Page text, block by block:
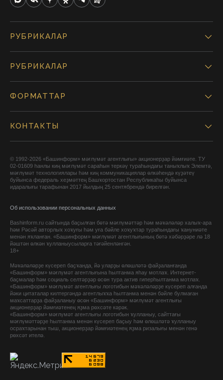
РУБРИКАЛАР
РУБРИКАЛАР
ФОРМАТТАР
КОНТАКТЫ
© 1992-2026 «Башинформ» мәғлүмәт агентлығы» акционерҙар йәмғиәте. ТУ
02-01609 һанлы киң мәғлүмәт сараһын теркәү тураһындағы таныҡлыҡ Элемтә,
мәғлүмәт технологиялары һәм киң коммуникациялар өлкәһендә күҙәтеү
буйынса федераль хеҙмәттең Башҡортостан Республикаһы буйынса
идаралығы тарафынан 2017 йылдың 25 сентябрендә бирелгән.
Об использовании персональных данных
Bashinform.ru сайтында баҫылған бөтә мәғлүмәттәр һәм мәҡәләләр халыҡ-ара
һәм Рәсәй авторлыҡ хоҡуғы һәм уға бәйле хоҡуҡтар тураһындағы ҡануниәте
менән яҡланған. «Башинформ» мәғлүмәт агентлығының бөтә хәбәрҙәре лә 18
йәштән өлкән ҡулланыусыларға тәғәйенләнгән.
18+
Мәҡәләләрҙе күсереп баҫҡанда, йә уларҙы өлөшләтә файҙаланғанда
«Башинформ» мәғлүмәт агентлығына һылтанма яһау мотлаҡ. Интернет-
баҫмалар һәм социаль селтәрҙәр өсөн тура актив гиперһылтанма мотлаҡ.
«Башинформ» мәғлүмәт агентлығы логотибын мәҡәләләрҙе күсереп алғанда
йәки цитаталар килтергәндә агентлыҡҡа һылтанма менән бәйле булмаған
маҡсаттарҙа файҙаланыу өсөн «Башинформ» мәғлүмәт агентлығы
акционерҙар йәмғиәтенең яҙма рөхсәте кәрәк.
«Башинформ» мәғлүмәт агентлығы логотибын ҡулланыу, сайттағы
мәғлүмәттәрҙе һылтанма менән күсереп баҫыу һәм өлөшләтә ҡулланыу
осраҡтарынан тыш, акционерҙар йәмғиәтенең яҙма ризалығы менән генә
рөхсәт ителә.